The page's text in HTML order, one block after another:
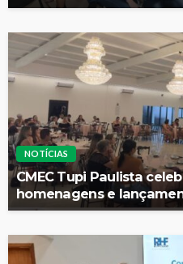
NOTÍCIAS
CMEC Tupi Paulista
homenagens e